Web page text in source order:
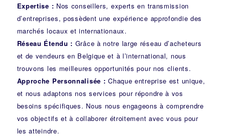
Expertise : Nos conseillers, experts en transmission
d’entreprises, possèdent une expérience approfondie des
marchés locaux et internationaux.
Réseau Étendu : Grâce à notre large réseau d’acheteurs
et de vendeurs en Belgique et à l’international, nous
trouvons les meilleures opportunités pour nos clients.
Approche Personnalisée : Chaque entreprise est unique,
et nous adaptons nos services pour répondre à vos
besoins spécifiques. Nous nous engageons à comprendre
vos objectifs et à collaborer étroitement avec vous pour
les atteindre.